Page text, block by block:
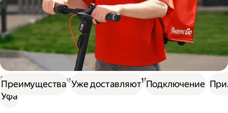
Работа курьером
Работа пешим курьером
Уфа
Преимущества Уже доставляют Подключение